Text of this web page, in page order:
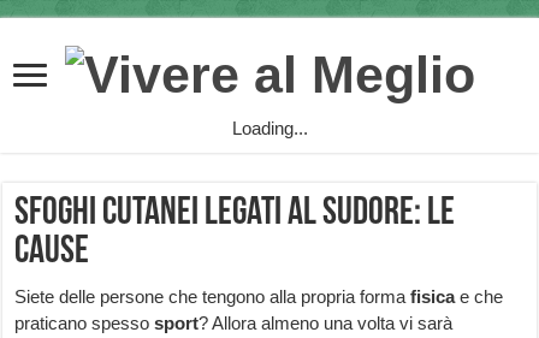
Loading...
Sfoghi cutanei legati al sudore: le
cause
Siete delle persone che tengono alla propria formafisicae che
praticano spessosport? Allora almeno una volta vi sarà